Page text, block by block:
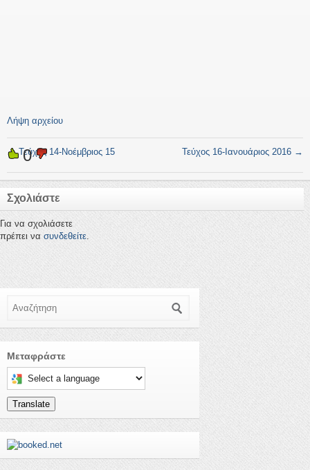
Λήψη αρχείου
←Τεύχος 14-Νοέμβριος 15 Τεύχος 16-Ιανουάριος 2016 →
0
Σχολιάστε
Για να σχολιάσετε
πρέπει να συνδεθείτε
Μεταφράστε
Select a language to translate this page
Translate